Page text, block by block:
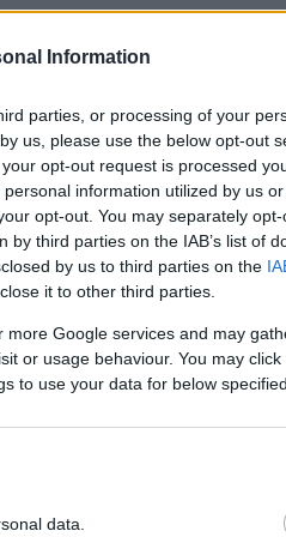
Information
parties, or processing of your
us, please use the below opt-out
opt-out request is processed
information utilized by us
opt-out. You may separately
third parties on the IAB’s list of
by us to third parties on the
it to other third parties.
Google services and may
or usage behaviour. You may
to use your data for below
data.
αντιληπτό ως προσόν,
περισσότερο κακό παρά
που
– Ρίχνει
«Ντύνει» διάφορα
υγεία. Ανακαλύψτε
το στη διατροφή σας